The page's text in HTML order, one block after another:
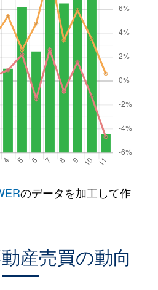
のデータを加工して作
産売買の動向